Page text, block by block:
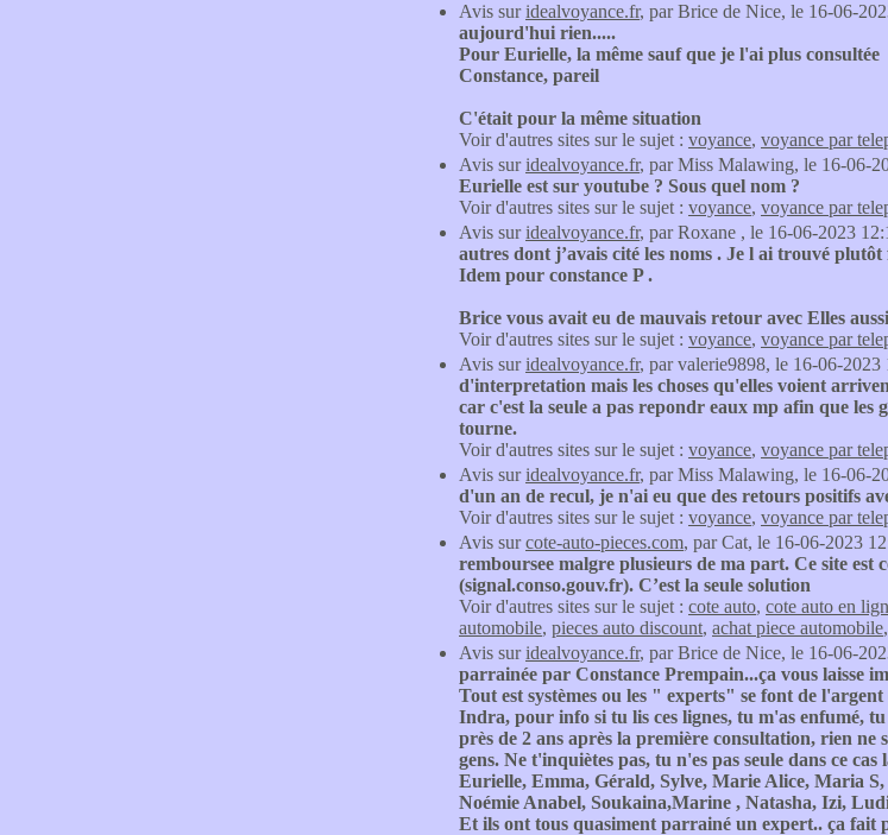
Avis suridealvoyance.fr, par Brice de Nice, le 16-06-
aujourd'hui rien.....
Pour Eurielle, la même sauf que je l'ai plus consultée
Constance, pareil
C'était pour la même situation
Voir d'autres sites sur le sujet : voyance, voyance par
Avis suridealvoyance.fr, par Miss Malawing, le 16-06-
Eurielle est sur youtube ? Sous quel nom ?
Voir d'autres sites sur le sujet : voyance, voyance par
Avis suridealvoyance.fr, par Roxane , le 16-06-2023
autres dont j’avais cité les noms . Je l ai trouvé
Idem pour constance P .
Brice vous avait eu de mauvais retour avec Elles
Voir d'autres sites sur le sujet : voyance, voyance par
Avis suridealvoyance.fr, par valerie9898, le 16-06-2023
d'interpretation mais les choses qu'elles voient
car c'est la seule a pas repondr eaux mp afin que
tourne.
Voir d'autres sites sur le sujet : voyance, voyance par
Avis suridealvoyance.fr, par Miss Malawing, le 16-06-
d'un an de recul, je n'ai eu que des retours positifs
Voir d'autres sites sur le sujet : voyance, voyance par
Avis surcote-auto-pieces.com, par Cat, le 16-06-2023
remboursee malgre plusieurs de ma part. Ce site est
(signal.conso.gouv.fr). C’est la seule solution
Voir d'autres sites sur le sujet : cote auto, cote auto en
automobile, pieces auto discount, achat piece automobile,
Avis suridealvoyance.fr, par Brice de Nice, le 16-06-
parrainée par Constance Prempain...ça vous laisse
Tout est systèmes ou les " experts" se font de
Indra, pour info si tu lis ces lignes, tu m'as enfumé,
près de 2 ans après la première consultation, rien ne
gens. Ne t'inquiètes pas, tu n'es pas seule dans ce
Eurielle, Emma, Gérald, Sylve, Marie Alice, Maria
Noémie Anabel, Soukaina,Marine , Natasha, Izi,
Et ils ont tous quasiment parrainé un expert.. ça fait